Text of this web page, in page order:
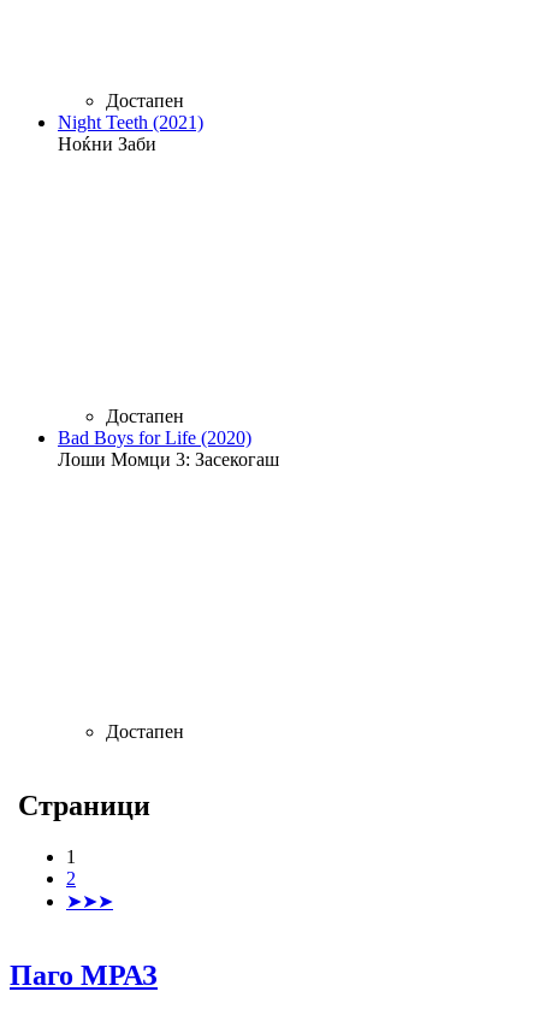
Достапен
Night Teeth (2021)
Ноќни Заби
Достапен
Bad Boys for Life (2020)
Лоши Момци 3: Засекогаш
Достапен
Страници
1
2
➤➤➤
Паго МРАЗ